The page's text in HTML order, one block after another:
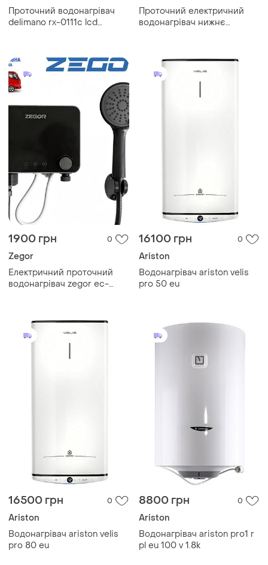
Проточний водонагрівач
delimano rx-0111c lcd
підключення
Проточний електричний
водонагрівач нижнє
1900 грн 0
Zegor
Електричний проточний
водонагрівач zegor ec-
індикатор температури)
16100 грн 0
Ariston
Водонагрівач ariston velis
pro 50 eu
16500 грн 0
Ariston
Водонагрівач ariston velis
pro 80 eu
8800 грн 0
Ariston
Водонагрівач ariston pro1 r
pl eu 100 v 1.8k